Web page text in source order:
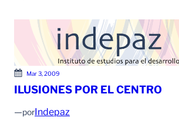
Mar 3, 2009
ILUSIONES POR EL CENTRO
—porIndepaz